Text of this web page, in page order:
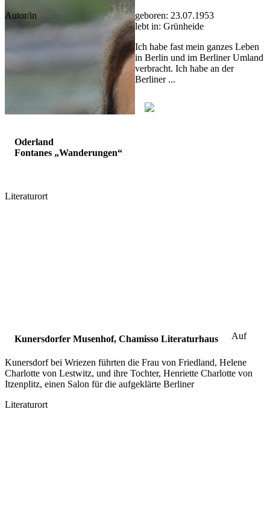
Autor/in geboren: 23.07.1953
lebt in: Grünheide
Ich habe fast mein ganzes Leben
in Berlin und im Berliner Umland
verbracht. Ich habe an der
Berliner ...
Oderland
Fontanes „Wanderungen“
Literaturort
Kunersdorfer Musenhof, Chamisso Literaturhaus Auf
Kunersdorf bei Wriezen führten die Frau von Friedland, Helene
Charlotte von Lestwitz, und ihre Tochter, Henriette Charlotte von
Itzenplitz, einen Salon für die aufgeklärte Berliner
Literaturort